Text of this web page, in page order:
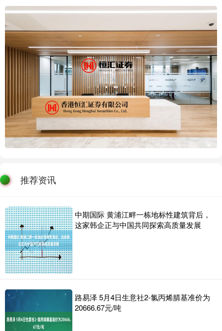
推荐资讯
中期国际 黄浦江畔一栋地标性建筑背后，
这家韩企正与中国共同探索高质量发展
路易泽 5月4日生意社2-氯丙烯腈基准价为
20666.67元/吨